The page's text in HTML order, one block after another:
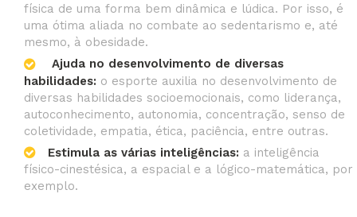
física de uma forma bem dinâmica e lúdica. Por isso, é
uma ótima aliada no combate ao sedentarismo e, até
mesmo, à obesidade.
Ajuda no desenvolvimento de diversas
habilidades: o esporte auxilia no desenvolvimento de
diversas habilidades socioemocionais, como liderança,
autoconhecimento, autonomia, concentração, senso de
coletividade, empatia, ética, paciência, entre outras.
Estimula as várias inteligências: a inteligência
físico-cinestésica, a espacial e a lógico-matemática, por
exemplo.